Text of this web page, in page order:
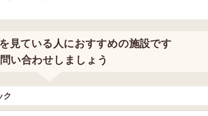
見ている人におすすめの施設です
い合わせしましょう
ク